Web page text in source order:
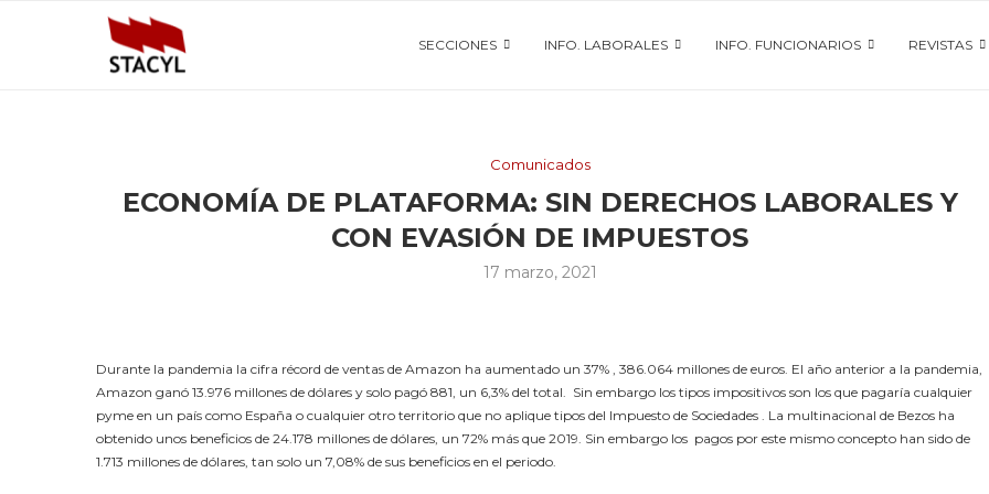
SECCIONES INFO. LABORALES INFO. FUNCIONARIOS REVISTAS
Comunicados
ECONOMÍA DE PLATAFORMA: SIN DERECHOS LABORALES Y
CON EVASIÓN DE IMPUESTOS
17 marzo, 2021
Durante la pandemia la cifra récord de ventas de Amazon ha aumentado un 37% , 386.064 millones de euros. El año anterior a la pandemia,
Amazon ganó 13.976 millones de dólares y solo pagó 881, un 6,3% del total. Sin embargo los tipos impositivos son los que pagaría cualquier
pyme en un país como España o cualquier otro territorio que no aplique tipos del Impuesto de Sociedades . La multinacional de Bezos ha
obtenido unos beneficios de 24.178 millones de dólares, un 72% más que 2019. Sin embargo los pagos por este mismo concepto han sido de
1.713 millones de dólares, tan solo un 7,08% de sus beneficios en el periodo.